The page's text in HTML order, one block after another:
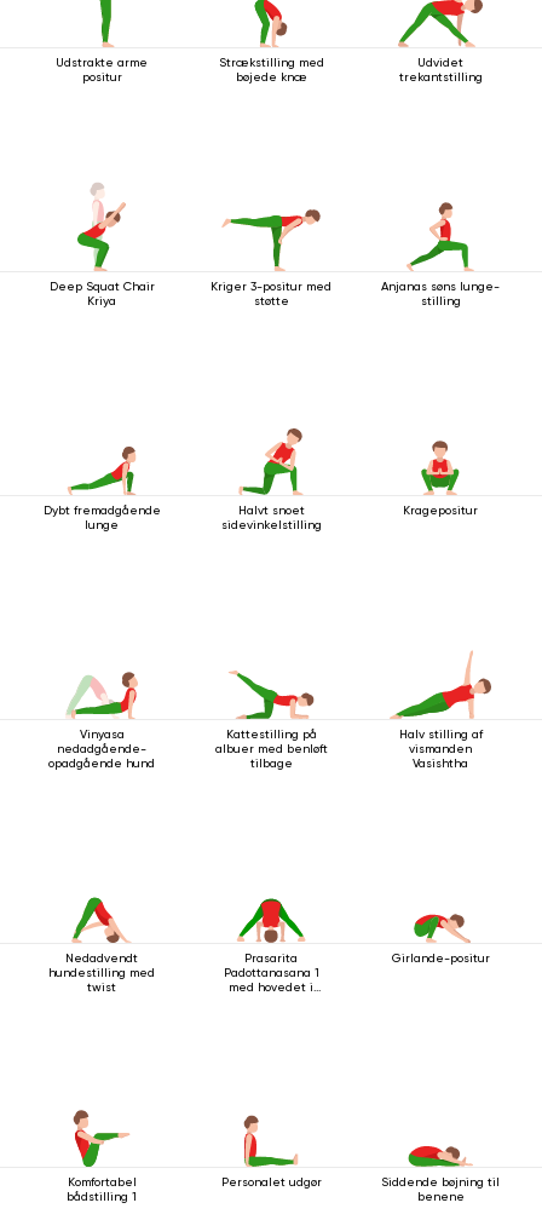
Udstrakte arme
positur
Strækstilling med
bøjede knæ
Udvidet
trekantstilling
Deep Squat Chair
Kriya
Kriger 3-positur med
støtte
Anjanas søns lunge-
stilling
Dybt fremadgående
lunge
Halvt snoet
sidevinkelstilling
Kragepositur
Vinyasa
nedadgående-
opadgående hund
Kattestilling på
albuer med benløft
tilbage
Halv stilling af
vismanden
Vasishtha
Nedadvendt
hundestilling med
twist
Prasarita
Padottanasana 1
med hovedet i
Girlande-positur
Komfortabel
bådstilling 1
Personalet udgør
Siddende bøjning til
benene